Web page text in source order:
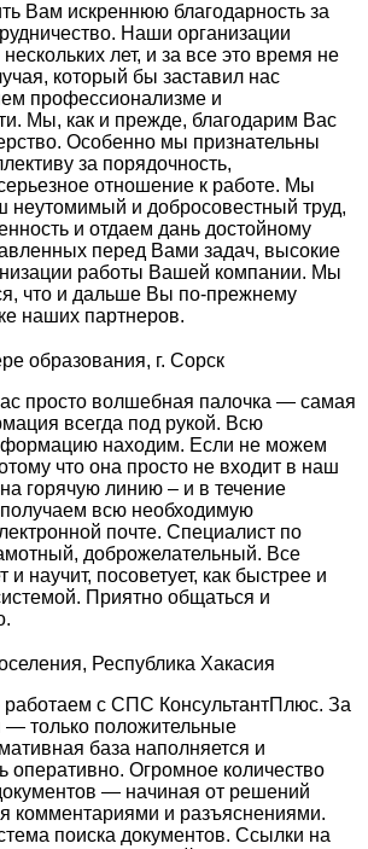
Вам искреннюю благодарность за
Наши организации
лет, и за все это время не
который бы заставил нас
профессионализме и
Мы, как и прежде, благодарим Вас
Особенно мы признательны
за порядочность,
отношение к работе. Мы
неутомимый и добросовестный труд,
и отдаем дань достойному
перед Вами задач, высокие
работы Вашей компании. Мы
что и дальше Вы по-прежнему
наших партнеров.
образования, г. Сорск
просто волшебная палочка — самая
всегда под рукой. Всю
находим. Если не можем
что она просто не входит в наш
горячую линию – и в течение
получаем всю необходимую
почте. Специалист по
доброжелательный. Все
и научит, посоветует, как быстрее и
Приятно общаться и
Республика Хакасия
работаем с СПС КонсультантПлюс. За
— только положительные
база наполняется и
оперативно. Огромное количество
— начиная от решений
комментариями и разъяснениями.
поиска документов. Ссылки на